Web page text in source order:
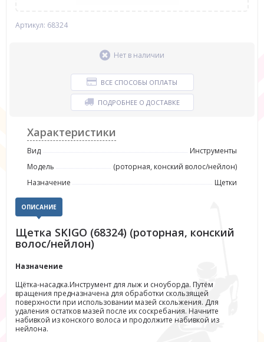
Артикул: 68324
Нет в наличии
ВСЕ СПОСОБЫ ОПЛАТЫ
ПОДРОБНЕЕ О ДОСТАВКЕ
Характеристики
Вид
Инструменты
Модель
(роторная, конский волос/нейлон)
Назначение
Щетки
ОПИСАНИЕ
Щетка SKIGO (68324) (роторная, конский
волос/нейлон)
Назначение
Щётка-насадка.Инструмент для лыж и сноуборда. Путём
вращения предназначена для обработки скользящей
поверхности при использовании мазей скольжения. Для
удаления остатков мазей после их соскребания. Начните
набивкой из конского волоса и продолжите набивкой из
нейлона.